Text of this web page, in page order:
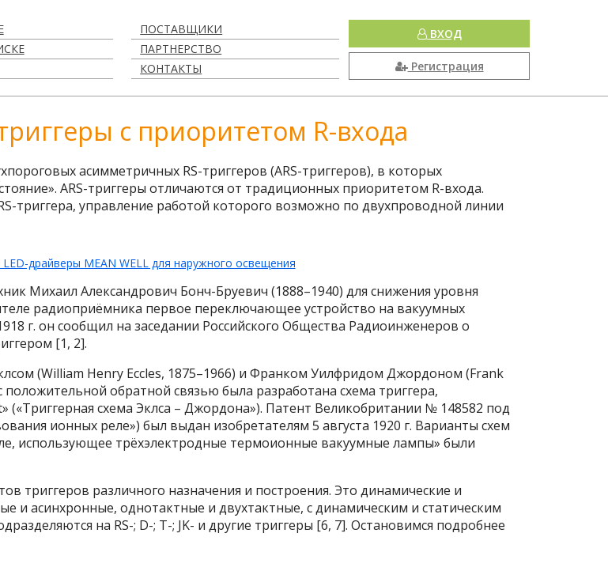
ПОСТАВЩИКИ
ПАРТНЕРСТВО
КОНТАКТЫ
ВХОД
Регистрация
с приоритетом R-входа
асимметричных RS-триггеров (ARS-триггеров), в которых
ARS-триггеры отличаются от традиционных приоритетом R-входа.
триггера, управление работой которого возможно по двухпроводной линии
Михаил Александрович Бонч-Бруевич (1888–1940) для снижения уровня
радиоприёмника первое переключающее устройство на вакуумных
г. он сообщил на заседании Российского Общества Радиоинженеров о
[1, 2].
(William Henry Eccles, 1875–1966) и Франком Уилфридом Джордоном (Frank
обратной связью была разработана схема триггера,
(«Триггерная схема Эклса – Джордона»). Патент Великобритании № 148582 под
ионных реле») был выдан изобретателям 5 августа 1920 г. Варианты схем
использующее трёхэлектродные термоионные вакуумные лампы» были
триггеров различного назначения и построения. Это динамические и
и асинхронные, однотактные и двухтактные, с динамическим и статическим
на RS-; D-; T-; JK- и другие триггеры [6, 7]. Остановимся подробнее